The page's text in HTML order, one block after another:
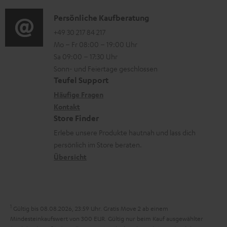
a
d
e
n
e
n
z
u
m
e
r
s
t
i
o
n
e
u
r
n
i
o
-
L
e
k
o
K
o
n
t
a
d
a
Persönliche Kaufberatung
+49 30 217 84 217
Mo – Fr 08:00 – 19:00 Uhr
Sa 09:00 – 17:30 Uhr
Sonn- und Feiertage geschlossen
Teufel Support
Store Finder
Erlebe unsere Produkte hautnah und lass dich
persönlich im Store beraten.
1 Gültig bis 08.08.2026, 23:59 Uhr. Gratis Move 2 ab einem
Mindesteinkaufswert von 300 EUR. Gültig nur beim Kauf ausgewählter